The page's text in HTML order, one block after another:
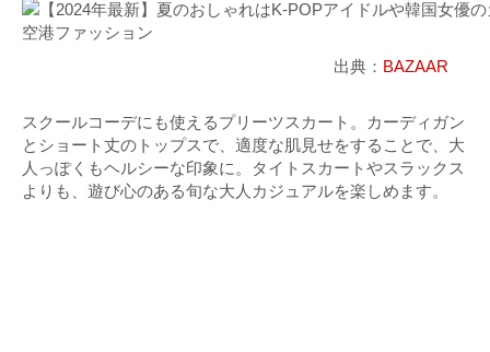
出典： BAZAAR
スクールコーデにも使えるプリーツスカート。カーディガン
とショート丈のトップスで、適度な肌見せをすることで、大
人っぽくもヘルシーな印象に。タイトスカートやスラックス
よりも、遊び心のある旬な大人カジュアルを楽しめます。